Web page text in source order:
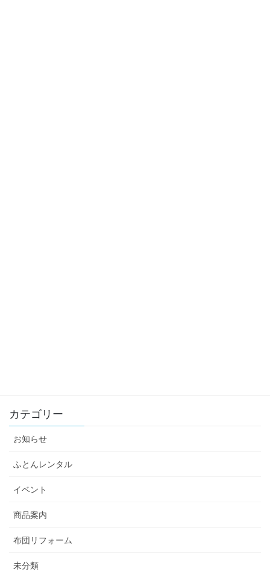
カテゴリー
お知らせ
ふとんレンタル
イベント
商品案内
布団リフォーム
未分類